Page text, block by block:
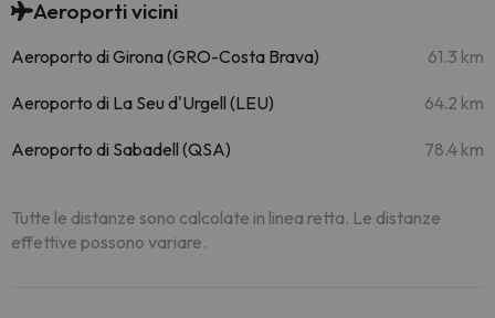
Aeroporti vicini
Aeroporto di Girona (GRO-Costa Brava) 61.3 km
Aeroporto di La Seu d'Urgell (LEU) 64.2 km
Aeroporto di Sabadell (QSA) 78.4 km
Tutte le distanze sono calcolate in linea retta. Le distanze
effettive possono variare.